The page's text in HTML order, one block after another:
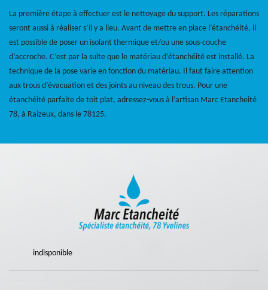
La première étape à effectuer est le nettoyage du support. Les réparations
seront aussi à réaliser s’il y a lieu. Avant de mettre en place l’étanchéité, il
est possible de poser un isolant thermique et/ou une sous-couche
d’accroche. C’est par la suite que le matériau d’étanchéité est installé. La
technique de la pose varie en fonction du matériau. Il faut faire attention
aux trous d’évacuation et des joints au niveau des trous. Pour une
étanchéité parfaite de toit plat, adressez-vous à l’artisan Marc Etancheité
78, à Raizeux, dans le 78125.
indisponible